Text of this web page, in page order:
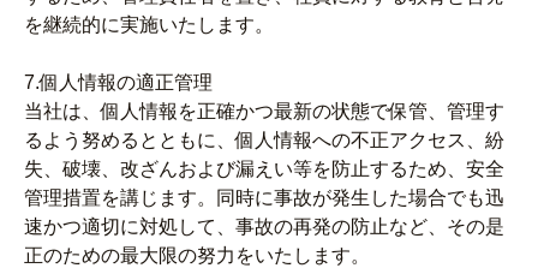
を継続的に実施いたします。
7.個人情報の適正管理
当社は、個人情報を正確かつ最新の状態で保管、管理す
るよう努めるとともに、個人情報への不正アクセス、紛
失、破壊、改ざんおよび漏えい等を防止するため、安全
管理措置を講じます。同時に事故が発生した場合でも迅
速かつ適切に対処して、事故の再発の防止など、その是
正のための最大限の努力をいたします。